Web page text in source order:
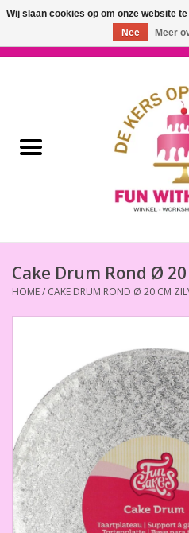
Workshops & Cursussen
Decoreer Gereedschap
Presentatie en Verpakkingen
Thema's
Aanbiedingen
Cindy's Favorieten
Cadeaubonnen
Cake Drum Rond Ø
HOME/ CAKE DRUM ROND Ø 20 CM
Wij slaan cookies op om onze website
Nee
Meer